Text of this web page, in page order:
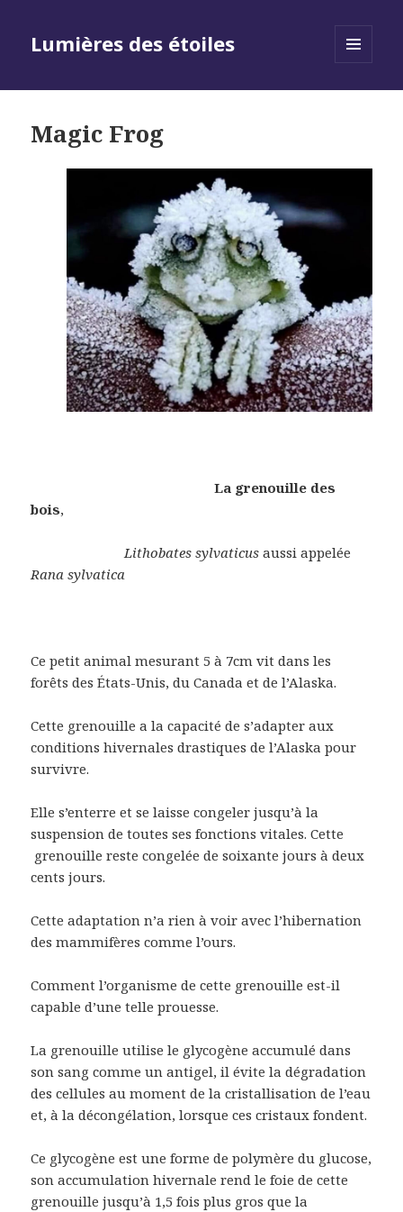
Lumières des étoiles
Magic Frog
La grenouille des
bois,
Lithobates sylvaticusaussi appelée
Rana sylvatica
Ce petit animal mesurant 5 à 7cm vit dans les
forêts des États-Unis, du Canada et de l’Alaska.
Cette grenouille a la capacité de s’adapter aux
conditions hivernales drastiques de l’Alaska pour
survivre.
Elle s’enterre et se laisse congeler jusqu’à la
suspension de toutes ses fonctions vitales. Cette
grenouille reste congelée de soixante jours à deux
cents jours.
Cette adaptation n’a rien à voir avec l’hibernation
des mammifères comme l’ours.
Comment l’organisme de cette grenouille est-il
capable d’une telle prouesse.
La grenouille utilise le glycogène accumulé dans
son sang comme un antigel, il évite la dégradation
des cellules au moment de la cristallisation de l’eau
et, à la décongélation, lorsque ces cristaux fondent.
Ce glycogène est une forme de polymère du glucose,
son accumulation hivernale rend le foie de cette
grenouille jusqu’à 1,5 fois plus gros que la